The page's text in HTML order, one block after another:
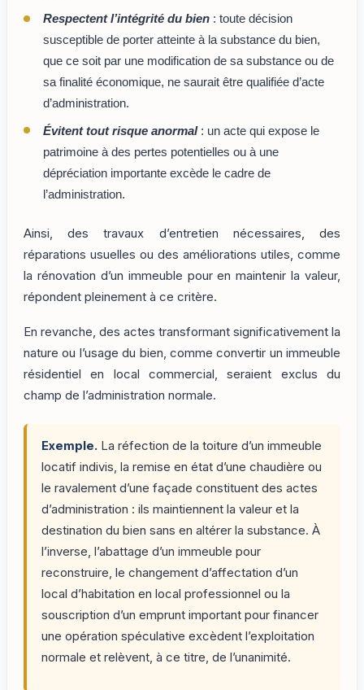
Respectent l’intégrité du bien: toute décision
susceptible de porter atteinte à la substance du bien,
que ce soit par une modification de sa substance ou de
sa finalité économique, ne saurait être qualifiée d’acte
d’administration.
Évitent tout risque anormal : un acte qui expose le
patrimoine à des pertes potentielles ou à une
dépréciation importante excède le cadre de
l’administration.
Ainsi, des travaux d’entretien nécessaires, des
réparations usuelles ou des améliorations utiles, comme
la rénovation d’un immeuble pour en maintenir la valeur,
répondent pleinement à ce critère.
En revanche, des actes transformant significativement la
nature ou l’usage du bien, comme convertir un immeuble
résidentiel en local commercial, seraient exclus du
champ de l’administration normale.
Exemple. La réfection de la toiture d’un immeuble
locatif indivis, la remise en état d’une chaudière ou
le ravalement d’une façade constituent des actes
d’administration : ils maintiennent la valeur et la
destination du bien sans en altérer la substance. À
l’inverse, l’abattage d’un immeuble pour
reconstruire, le changement d’affectation d’un
local d’habitation en local professionnel ou la
souscription d’un emprunt important pour financer
une opération spéculative excèdent l’exploitation
normale et relèvent, à ce titre, de l’unanimité.